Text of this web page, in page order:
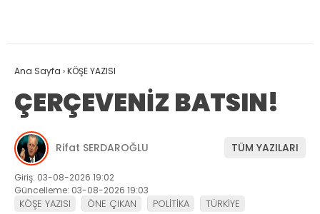
Ana Sayfa ›KÖŞE YAZISI
ÇERÇEVENİZ BATSIN!
Rifat SERDAROĞLU TÜM YAZILARI
Giriş: 03-08-2026 19:02
Güncelleme: 03-08-2026 19:03
KÖŞE YAZISI ÖNE ÇIKAN POLİTİKA TÜRKİYE